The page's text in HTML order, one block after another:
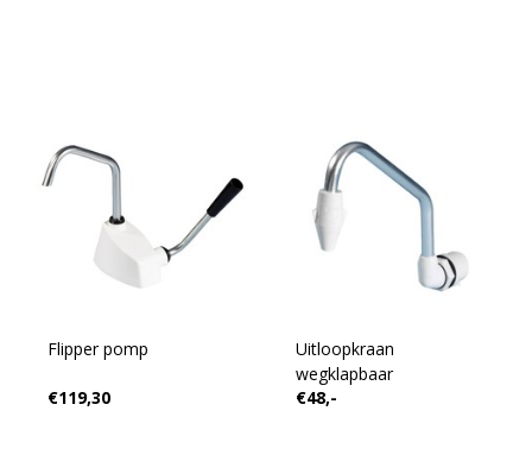
Flipper pomp
€119,30
Uitloopkraan
wegklapbaar
€48,-